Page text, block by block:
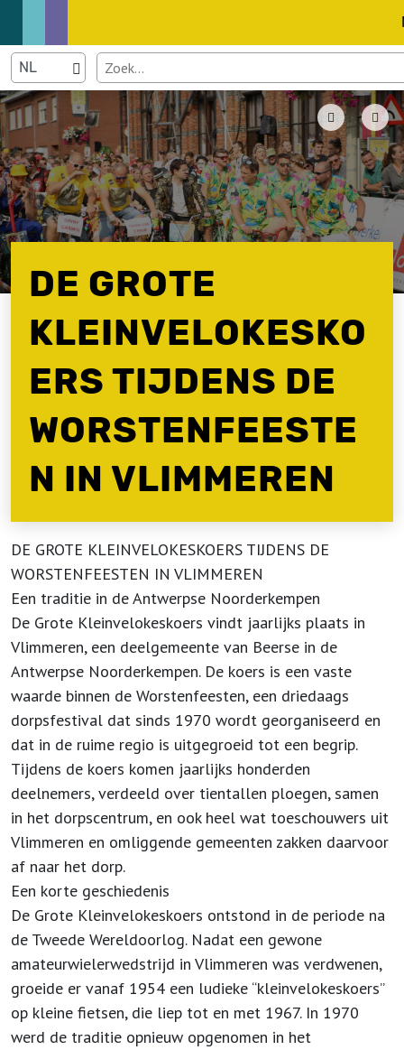
DE GROTE
KLEINVELOKESKO
ERS TIJDENS DE
WORSTENFEESTE
N IN VLIMMEREN
DE GROTE KLEINVELOKESKOERS TIJDENS DE
WORSTENFEESTEN IN VLIMMEREN
Een traditie in de Antwerpse Noorderkempen
De Grote Kleinvelokeskoers vindt jaarlijks plaats in
Vlimmeren, een deelgemeente van Beerse in de
Antwerpse Noorderkempen. De koers is een vaste
waarde binnen de Worstenfeesten, een driedaags
dorpsfestival dat sinds 1970 wordt georganiseerd en
dat in de ruime regio is uitgegroeid tot een begrip.
Tijdens de koers komen jaarlijks honderden
deelnemers, verdeeld over tientallen ploegen, samen
in het dorpscentrum, en ook heel wat toeschouwers uit
Vlimmeren en omliggende gemeenten zakken daarvoor
af naar het dorp.
Een korte geschiedenis
De Grote Kleinvelokeskoers ontstond in de periode na
de Tweede Wereldoorlog. Nadat een gewone
amateurwielerwedstrijd in Vlimmeren was verdwenen,
groeide er vanaf 1954 een ludieke “kleinvelokeskoers”
op kleine fietsen, die liep tot en met 1967. In 1970
werd de traditie opnieuw opgenomen in het